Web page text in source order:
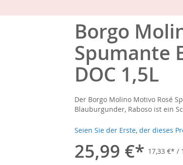
Borgo
Spumante
DOC 1,5L
Der Borgo Molino Motivo Rosé
Blauburgunder, Raboso ist ein
Seien Sie der Erste, der dieses
25,99 € 17,33 € /